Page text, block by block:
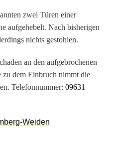
zwei Türen einer
aufgehebelt. Nach bisherigen
nichts gestohlen.
an den aufgebrochenen
dem Einbruch nimmt die
Telefonnummer: 09631